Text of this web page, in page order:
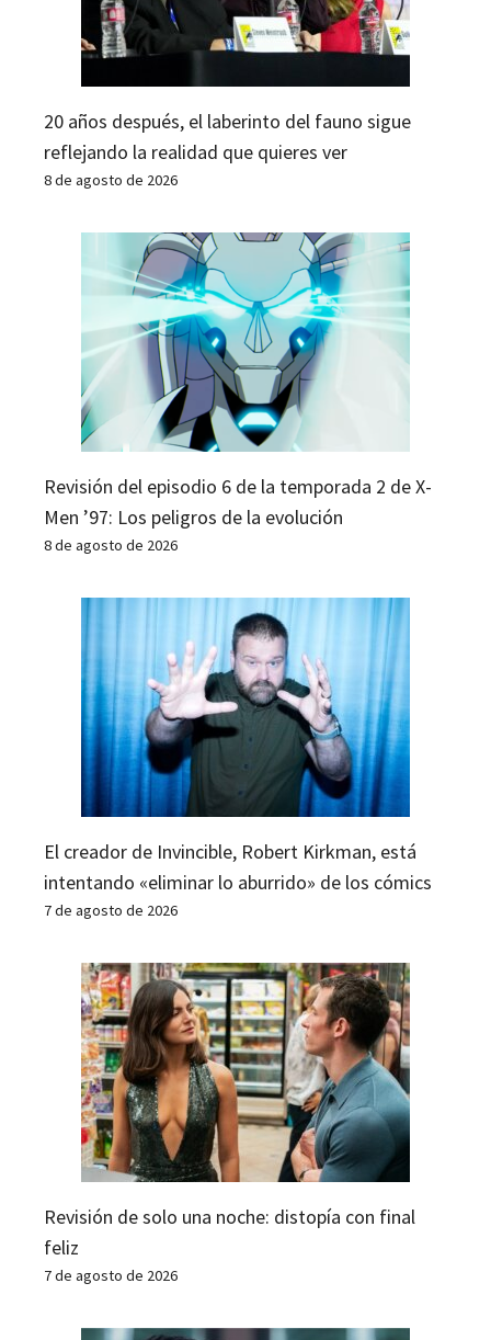
20 años después, el laberinto del fauno sigue
reflejando la realidad que quieres ver
8 de agosto de 2026
Revisión del episodio 6 de la temporada 2 de X-
Men ’97: Los peligros de la evolución
8 de agosto de 2026
El creador de Invincible, Robert Kirkman, está
intentando «eliminar lo aburrido» de los cómics
7 de agosto de 2026
Revisión de solo una noche: distopía con final
feliz
7 de agosto de 2026